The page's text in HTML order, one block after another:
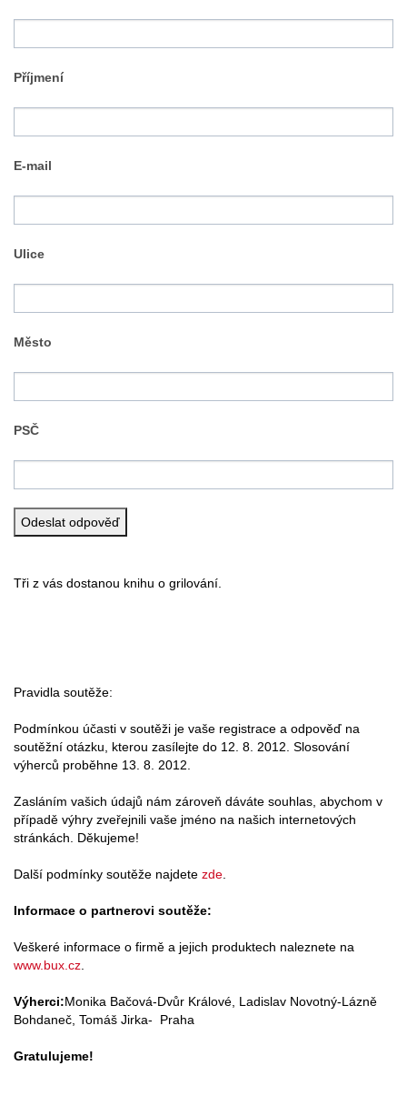
Příjmení
E-mail
Ulice
Město
PSČ
Tři z vás dostanou knihu o grilování.
Pravidla soutěže:
Podmínkou účasti v soutěži je vaše registrace a odpověď na
soutěžní otázku, kterou zasílejte do 12. 8. 2012. Slosování
výherců proběhne 13. 8. 2012.
Zasláním vašich údajů nám zároveň dáváte souhlas, abychom v
případě výhry zveřejnili vaše jméno na našich internetových
stránkách. Děkujeme!
Další podmínky soutěže najdete zde.
Informace o partnerovi soutěže:
Veškeré informace o firmě a jejich produktech naleznete na
www.bux.cz.
Výherci:Monika Bačová-Dvůr Králové, Ladislav Novotný-Lázně
Bohdaneč, Tomáš Jirka- Praha
Gratulujeme!